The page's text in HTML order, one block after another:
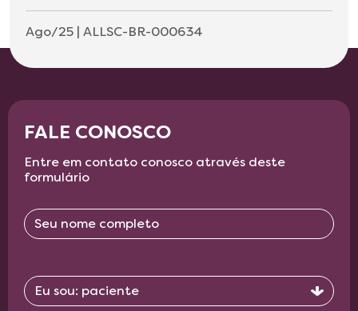
Ago/25 | ALLSC-BR-000634
FALE CONOSCO
Entre em contato conosco através deste
formulário